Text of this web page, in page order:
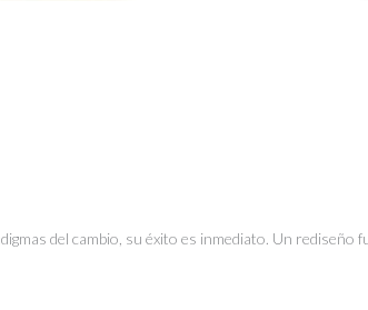
del cambio, su éxito es inmediato. Un